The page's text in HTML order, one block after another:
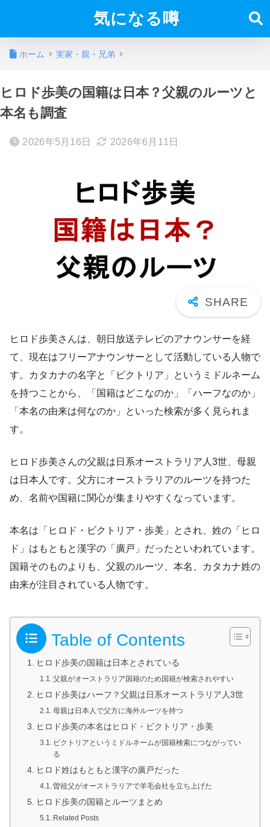
気になる噂
ホーム 実家・親・兄弟
ヒロド歩美の国籍は日本？父親のルーツと
本名も調査
2026年5月16日 2026年6月11日
ヒロド歩美さんは、朝日放送テレビのアナウンサーを経
て、現在はフリーアナウンサーとして活動している人物で
す。カタカナの名字と「ビクトリア」というミドルネーム
を持つことから、「国籍はどこなのか」「ハーフなのか」
「本名の由来は何なのか」といった検索が多く見られま
す。
ヒロド歩美さんの父親は日系オーストラリア人3世、母親
は日本人です。父方にオーストラリアのルーツを持つた
め、名前や国籍に関心が集まりやすくなっています。
本名は「ヒロド・ビクトリア・歩美」とされ、姓の「ヒロ
ド」はもともと漢字の「廣戸」だったといわれています。
国籍そのものよりも、父親のルーツ、本名、カタカナ姓の
由来が注目されている人物です。
Table of Contents
ヒロド歩美の国籍は日本とされている
父親がオーストラリア国籍のため国籍が検索されやすい
ヒロド歩美はハーフ？父親は日系オーストラリア人3世
母親は日本人で父方に海外ルーツを持つ
ヒロド歩美の本名はヒロド・ビクトリア・歩美
ビクトリアというミドルネームが国籍検索につながってい
る
ヒロド姓はもともと漢字の廣戸だった
曽祖父がオーストラリアで羊毛会社を立ち上げた
ヒロド歩美の国籍とルーツまとめ
Related Posts